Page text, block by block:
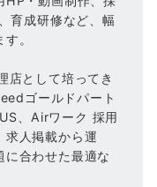
育成研修など、幅
。
店として培ってき
ゴールドパート
、Airワーク 採用
求人掲載から運
に合わせた最適な